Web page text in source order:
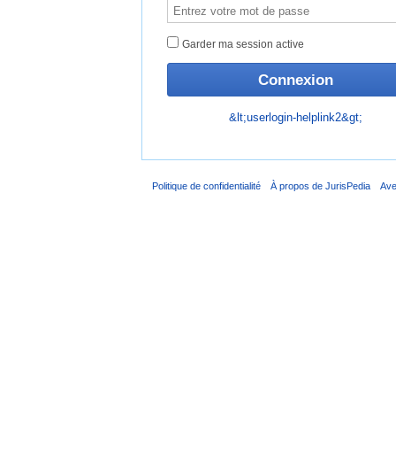
Garder ma session active
&lt;userlogin-helplink2&gt;
Politique de confidentialité À propos de JurisPedia